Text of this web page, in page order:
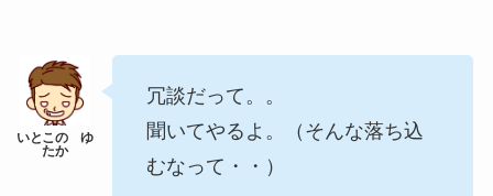
冗談だって。。
聞いてやるよ。（そんな落ち込
むなって・・）